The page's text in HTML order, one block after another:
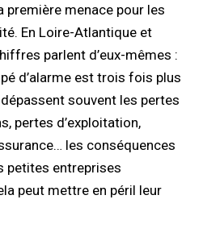
première menace pour les
En Loire-Atlantique et
parlent d’eux-mêmes :
d’alarme est trois fois plus
souvent les pertes
pertes d’exploitation,
les conséquences
petites entreprises
peut mettre en péril leur